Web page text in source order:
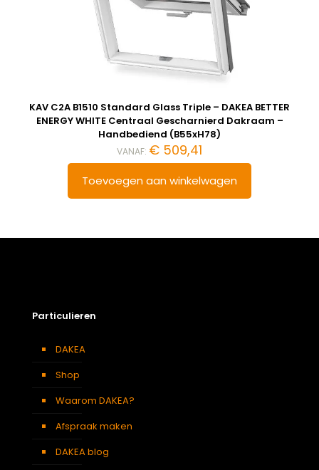
KAV C2A B1510 Standard Glass Triple – DAKEA BETTER
ENERGY WHITE Centraal Gescharnierd Dakraam –
Handbediend (B55xH78)
VANAF: € 509,41
Toevoegen aan winkelwagen
Particulieren
DAKEA
Shop
Waarom DAKEA?
Afspraak maken
DAKEA blog